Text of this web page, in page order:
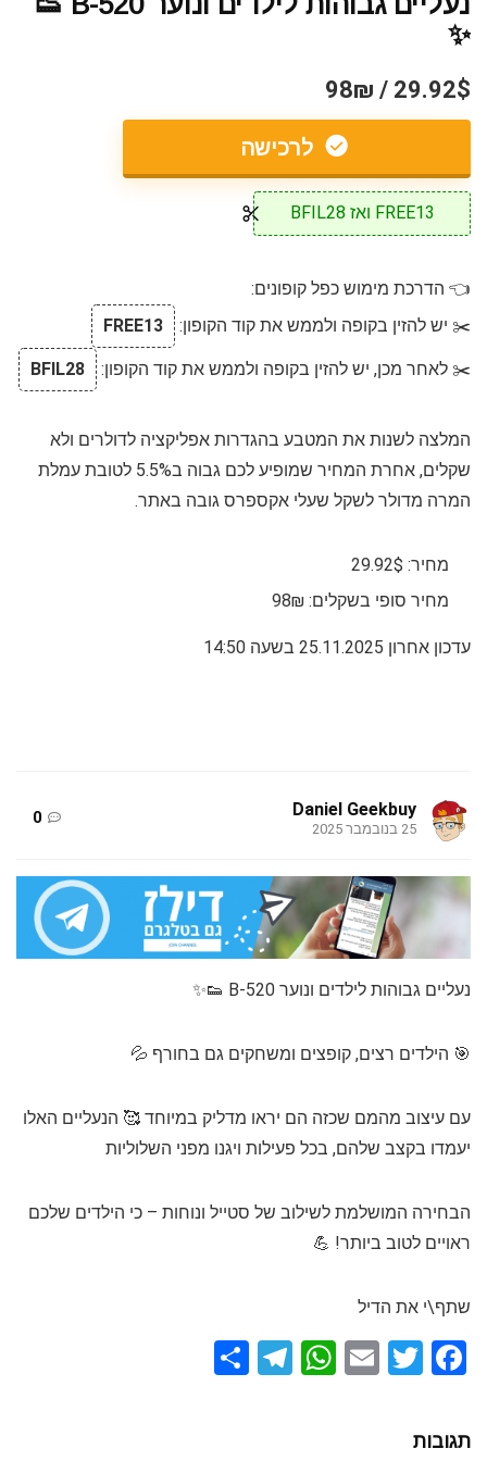
✨
29.92$ / 98₪
לרכישה
FREE13 ואז BFIL28
👈 הדרכת מימוש כפל קופונים:
✂️ יש להזין בקופה ולממש את קוד הקופון:
FREE13
✂️ לאחר מכן, יש להזין בקופה ולממש את קוד הקופון: BFIL28
המלצה לשנות את המטבע בהגדרות אפליקציה לדולרים ולא
שקלים, אחרת המחיר שמופיע לכם גבוה ב5.5% לטובת עמלת
המרה מדולר לשקל שעלי אקספרס גובה באתר.
מחיר: 29.92$
מחיר סופי בשקלים: 98₪
עדכון אחרון 25.11.2025 בשעה 14:50
Daniel Geekbuy
25 בנובמבר 2025
0
נעליים גבוהות לילדים ונוער B-520 👟✨
🎯 הילדים רצים, קופצים ומשחקים גם בחורף 💦
עם עיצוב מהמם שכזה הם יראו מדליק במיוחד 🥰 הנעליים האלו
יעמדו בקצב שלהם, בכל פעילות ויגנו מפני השלוליות
הבחירה המושלמת לשילוב של סטייל ונוחות – כי הילדים שלכם
ראויים לטוב ביותר! 💪
שתף\י את הדיל
F
ce
T
E
W
T
תגובות